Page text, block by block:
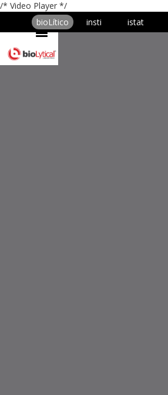
/* Video Player */
bioLítico
insti istat